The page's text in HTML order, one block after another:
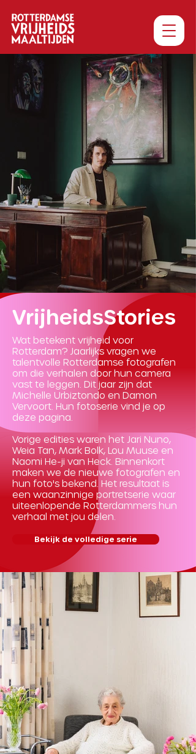
VrijheidsStories
Wat betekent vrijheid voor
Rotterdam? Jaarlijks vragen we
talentvolle Rotterdamse fotografen
om die verhalen door hun camera
vast te leggen. Dit jaar zijn dat
Michelle Urbiztondo en Damon
Vervoort. Hun fotoserie vind je op
deze pagina.
Vorige edities waren het Jari Nuno,
Weia Tan, Mark Bolk, Lou Muuse en
Naomi He-ji van Heck. Binnenkort
maken we de nieuwe fotografen en
hun foto's bekend. Het resultaat is
een waanzinnige portretserie waar
uiteenlopende Rotterdammers hun
verhaal met jou delen.
Bekijk de volledige serie